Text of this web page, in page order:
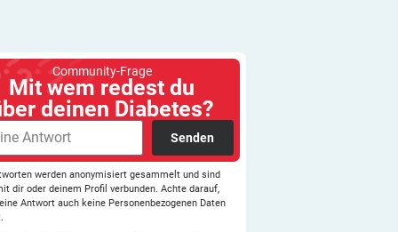
Community-Frage
Mit wem redest du
deinen Diabetes?
Senden
werden anonymisiert gesammelt und sind
dir oder deinem Profil verbunden. Achte darauf,
Antwort auch keine Personenbezogenen Daten